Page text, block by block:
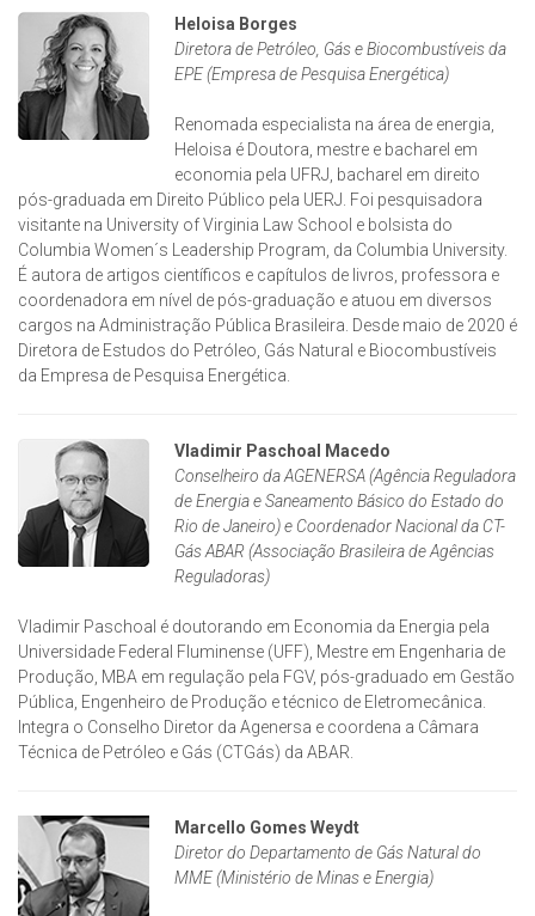
Heloisa Borges
Diretora de Petróleo, Gás e Biocombustíveis da
EPE (Empresa de Pesquisa Energética)
Renomada especialista na área de energia,
Heloisa é Doutora, mestre e bacharel em
economia pela UFRJ, bacharel em direito
pós-graduada em Direito Público pela UERJ. Foi pesquisadora
visitante na University of Virginia Law School e bolsista do
Columbia Women´s Leadership Program, da Columbia University.
É autora de artigos científicos e capítulos de livros, professora e
coordenadora em nível de pós-graduação e atuou em diversos
cargos na Administração Pública Brasileira. Desde maio de 2020 é
Diretora de Estudos do Petróleo, Gás Natural e Biocombustíveis
da Empresa de Pesquisa Energética.
Vladimir Paschoal Macedo
Conselheiro da AGENERSA (Agência Reguladora
de Energia e Saneamento Básico do Estado do
Rio de Janeiro) e Coordenador Nacional da CT-
Gás ABAR (Associação Brasileira de Agências
Reguladoras)
Vladimir Paschoal é doutorando em Economia da Energia pela
Universidade Federal Fluminense (UFF), Mestre em Engenharia de
Produção, MBA em regulação pela FGV, pós-graduado em Gestão
Pública, Engenheiro de Produção e técnico de Eletromecânica.
Integra o Conselho Diretor da Agenersa e coordena a Câmara
Técnica de Petróleo e Gás (CTGás) da ABAR.
Marcello Gomes Weydt
Diretor do Departamento de Gás Natural do
MME (Ministério de Minas e Energia)